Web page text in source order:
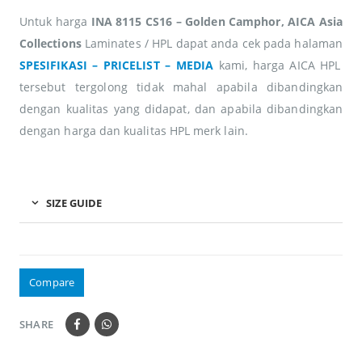
Untuk harga INA 8115 CS16 – Golden Camphor, AICA Asia
CollectionsLaminates / HPL dapat anda cek pada halaman
SPESIFIKASI – PRICELIST – MEDIA kami, harga AICA HPL
tersebut tergolong tidak mahal apabila dibandingkan
dengan kualitas yang didapat, dan apabila dibandingkan
dengan harga dan kualitas HPL merk lain.
SIZE GUIDE
Compare
SHARE